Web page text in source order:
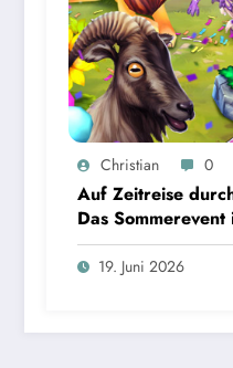
Christian 0
Auf Zeitreise
Das
19. Juni 2026